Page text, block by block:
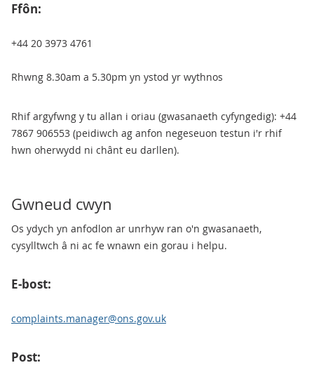
Ffôn:
+44 20 3973 4761
Rhwng 8.30am a 5.30pm yn ystod yr wythnos
Rhif argyfwng y tu allan i oriau (gwasanaeth cyfyngedig): +44
7867 906553 (peidiwch ag anfon negeseuon testun i'r rhif
hwn oherwydd ni chânt eu darllen).
Gwneud cwyn
Os ydych yn anfodlon ar unrhyw ran o'n gwasanaeth,
cysylltwch â ni ac fe wnawn ein gorau i helpu.
E-bost:
complaints.manager@ons.gov.uk
Post: